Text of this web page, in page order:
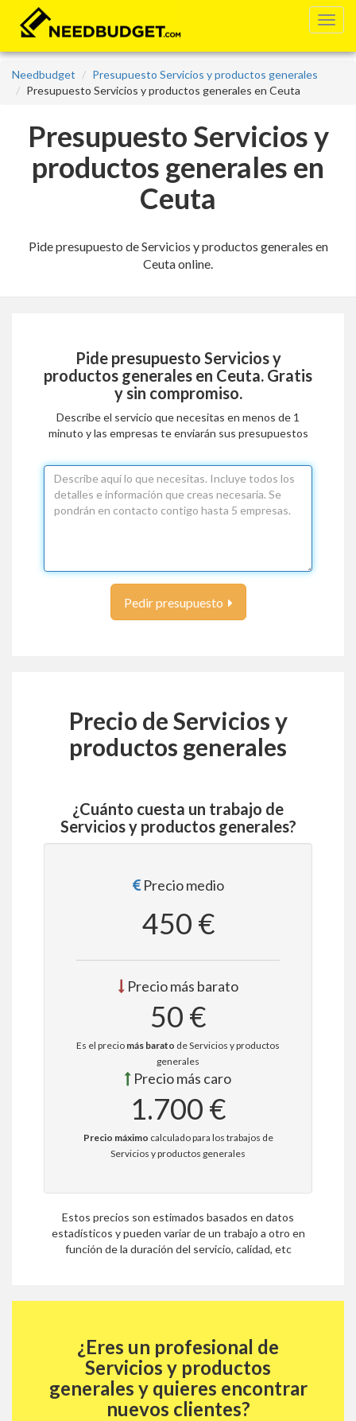
Needbudget
Presupuesto Servicios y productos generales
Presupuesto Servicios y productos generales en Ceuta
Presupuesto Servicios y
productos generales en
Ceuta
Pide presupuesto de Servicios y productos generales en
Ceuta online.
Pide presupuesto Servicios y
productos generales en Ceuta. Gratis
y sin compromiso.
Describe el servicio que necesitas en menos de 1
minuto y las empresas te enviarán sus presupuestos
Pedir presupuesto
Precio de Servicios y
productos generales
¿Cuánto cuesta un trabajo de
Servicios y productos generales?
Precio medio
450 €
Precio más barato
50 €
Es el precio más barato de Servicios y productos
generales
Precio más caro
1.700 €
Precio máximo calculado para los trabajos de
Servicios y productos generales
Estos precios son estimados basados en datos
estadísticos y pueden variar de un trabajo a otro en
función de la duración del servicio, calidad, etc
¿Eres un profesional de
Servicios y productos
generales y quieres encontrar
nuevos clientes?